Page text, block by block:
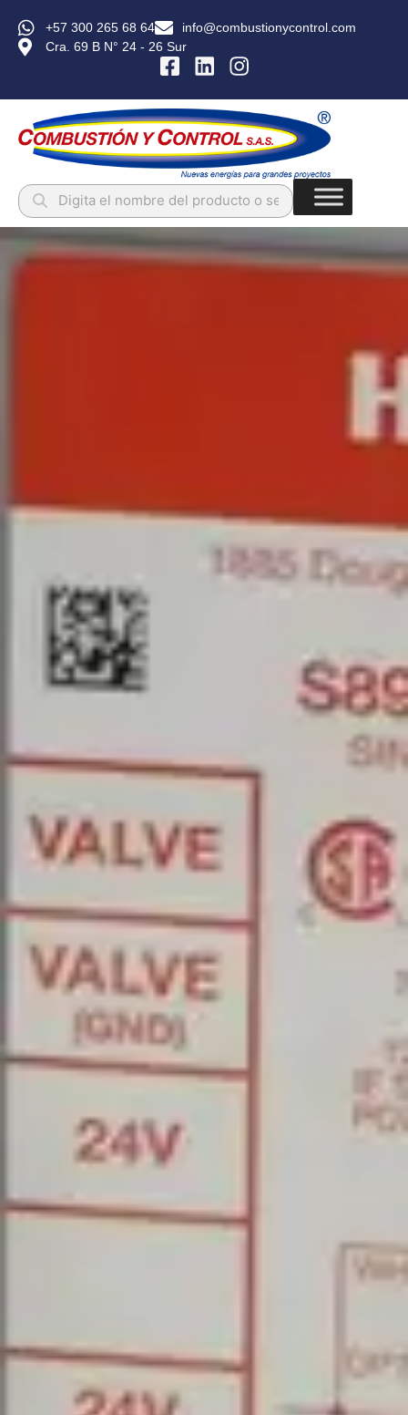
+57 300 265 68 64
info@combustionycontrol.com
Cra. 69 B N° 24 - 26 Sur